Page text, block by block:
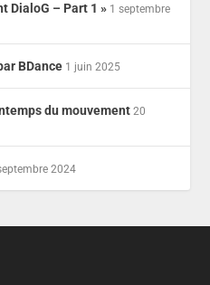
DialoG – Part 1 » 1 septembre
BDance 1 juin 2025
du mouvement 20
2024